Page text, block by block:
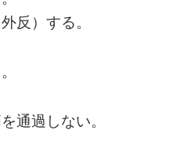
反）する。
通過しない。